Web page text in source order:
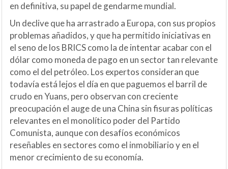
en definitiva, su papel de gendarme mundial.
Un declive que ha arrastrado a Europa, con sus propios
problemas añadidos, y que ha permitido iniciativas en
el seno de los BRICS como la de intentar acabar con el
dólar como moneda de pago en un sector tan relevante
como el del petróleo. Los expertos consideran que
todavía está lejos el día en que paguemos el barril de
crudo en Yuans, pero observan con creciente
preocupación el auge de una China sin fisuras políticas
relevantes en el monolítico poder del Partido
Comunista, aunque con desafíos económicos
reseñables en sectores como el inmobiliario y en el
menor crecimiento de su economía.